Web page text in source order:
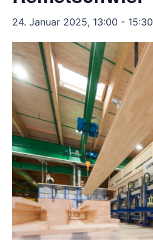
24. Januar 2025, 13:00 - 15:30